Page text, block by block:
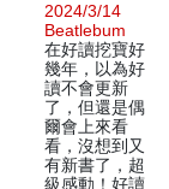
2024/3/14
Beatlebum
在好讀挖寶好
幾年，以為好
讀不會更新
了，但還是偶
爾會上來看
看，沒想到又
有新書了，超
級感動！好讀